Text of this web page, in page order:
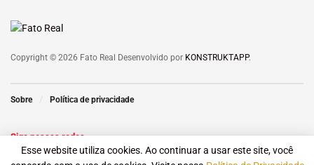
Copyright © 2026 Fato Real Desenvolvido por KONSTRUKTAPP.
Sobre Política de privacidade
Siga nossas redes
Esse website utiliza cookies. Ao continuar a usar este site, você